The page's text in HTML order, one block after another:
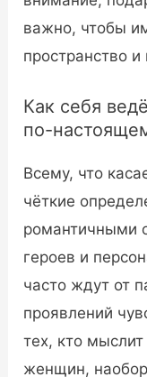
важно, чтобы
пространство
Как себя
по-
Всему, что
чёткие
романтичными
героев и
часто ждут от
проявлений
тех, кто
женщин,